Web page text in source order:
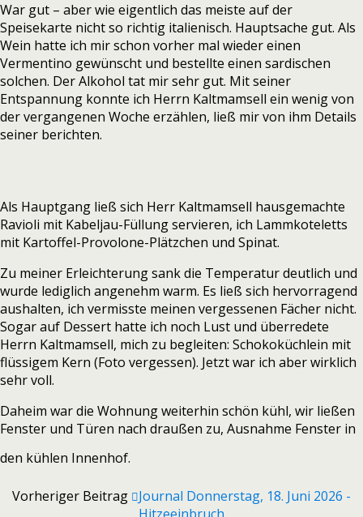
War gut – aber wie eigentlich das meiste auf der
Speisekarte nicht so richtig italienisch. Hauptsache gut. Als
Wein hatte ich mir schon vorher mal wieder einen
Vermentino gewünscht und bestellte einen sardischen
solchen. Der Alkohol tat mir sehr gut. Mit seiner
Entspannung konnte ich Herrn Kaltmamsell ein wenig von
der vergangenen Woche erzählen, ließ mir von ihm Details
seiner berichten.
Als Hauptgang ließ sich Herr Kaltmamsell hausgemachte
Ravioli mit Kabeljau-Füllung servieren, ich Lammkoteletts
mit Kartoffel-Provolone-Plätzchen und Spinat.
Zu meiner Erleichterung sank die Temperatur deutlich und
wurde lediglich angenehm warm. Es ließ sich hervorragend
aushalten, ich vermisste meinen vergessenen Fächer nicht.
Sogar auf Dessert hatte ich noch Lust und überredete
Herrn Kaltmamsell, mich zu begleiten: Schokoküchlein mit
flüssigem Kern (Foto vergessen). Jetzt war ich aber wirklich
sehr voll.
Daheim war die Wohnung weiterhin schön kühl, wir ließen
Fenster und Türen nach draußen zu, Ausnahme Fenster in
den kühlen Innenhof.
Vorheriger Beitrag
Journal Donnerstag, 18. Juni 2026 -